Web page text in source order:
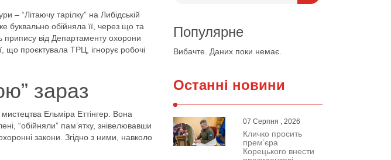
– “Літаючу тарілку” на Либідській
буквально обійняла її, через що та
припису від Департаменту охорони
проєктувала ТРЦ, ігнорує робочі
зараз
Ельміра Еттінгер. Вона
“обійняли” пам’ятку, знівелювавши
закони. Згідно з ними, навколо
Популярне
Вибачте. Даних поки немає.
Останні новини
07 Серпня , 2026
Кличко просить
прем’єра
Корецького внести